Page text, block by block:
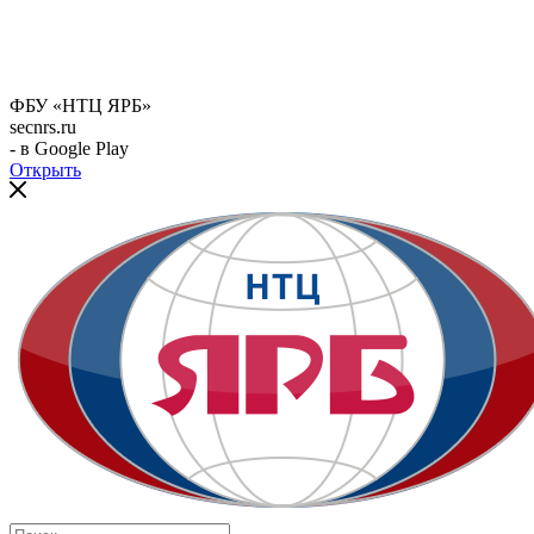
ФБУ «НТЦ ЯРБ»
secnrs.ru
- в Google Play
Открыть